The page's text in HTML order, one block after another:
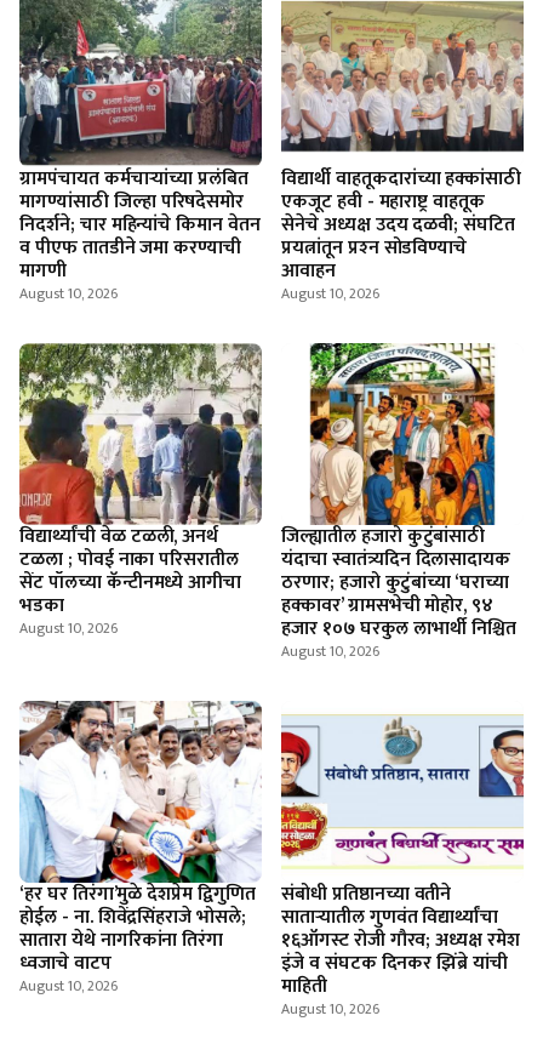
ग्रामपंचायत कर्मचाऱ्यांच्या प्रलंबित
मागण्यांसाठी जिल्हा परिषदेसमोर
निदर्शने; चार महिन्यांचे किमान वेतन
व पीएफ तातडीने जमा करण्याची
मागणी
August 10, 2026
विद्यार्थी वाहतूकदारांच्या हक्कांसाठी
एकजूट हवी - महाराष्ट्र वाहतूक
सेनेचे अध्यक्ष उदय दळवी; संघटित
प्रयत्नांतून प्रश्‍न सोडविण्याचे
आवाहन
August 10, 2026
विद्यार्थ्यांची वेळ टळली, अनर्थ
टळला ; पोवई नाका परिसरातील
सेंट पॉलच्या कॅन्टीनमध्ये आगीचा
भडका
August 10, 2026
जिल्ह्यातील हजारो कुटुंबांसाठी
यंदाचा स्वातंत्र्यदिन दिलासादायक
ठरणार; हजारो कुटुंबांच्या ‘घराच्या
हक्कावर’ ग्रामसभेची मोहोर, ९४
हजार १०७ घरकुल लाभार्थी निश्चित
August 10, 2026
‘हर घर तिरंगा’मुळे देशप्रेम द्विगुणित
होईल - ना. शिवेंद्रसिंहराजे भोसले;
सातारा येथे नागरिकांना तिरंगा
ध्वजाचे वाटप
August 10, 2026
संबोधी प्रतिष्ठानच्या वतीने
साताऱ्यातील गुणवंत विद्यार्थ्यांचा
१६ऑगस्ट रोजी गौरव; अध्यक्ष रमेश
इंजे व संघटक दिनकर झिंब्रे यांची
माहिती
August 10, 2026